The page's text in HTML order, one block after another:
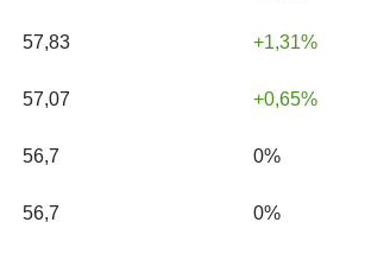
57,83 1,31%
57,07 0,65%
56,7 0%
56,7 0%